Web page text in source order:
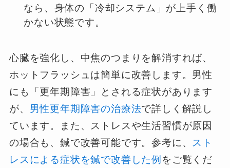
なら、身体の「冷却システム」が上手く働
かない状態です。
心臓を強化し、中焦のつまりを解消すれば、
ホットフラッシュは簡単に改善します。男性
にも「更年期障害」とされる症状があります
が、 男性更年期障害の治療法で詳しく解説し
ています。また、ストレスや生活習慣が原因
の場合も、鍼で改善可能です。参考に、
スト
レスによる症状を鍼で改善した例 をご覧くだ